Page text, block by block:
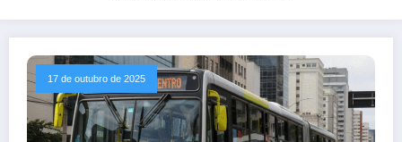
17 de outubro de 2025